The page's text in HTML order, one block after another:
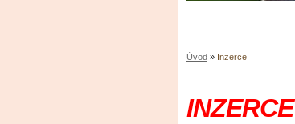
Úvod » Inzerce
INZERCE